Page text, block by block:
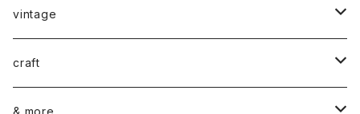
vintage
ceramics
ARABIA
glass
craft
染め花Horry
& more